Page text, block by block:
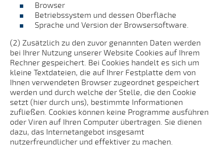
Browser
Betriebssystem und dessen Oberfläche
Sprache und Version der Browsersoftware.
(2) Zusätzlich zu den zuvor genannten Daten werden
bei Ihrer Nutzung unserer Website Cookies auf Ihrem
Rechner gespeichert. Bei Cookies handelt es sich um
kleine Textdateien, die auf Ihrer Festplatte dem von
Ihnen verwendeten Browser zugeordnet gespeichert
werden und durch welche der Stelle, die den Cookie
setzt (hier durch uns), bestimmte Informationen
zufließen. Cookies können keine Programme ausführen
oder Viren auf Ihren Computer übertragen. Sie dienen
dazu, das Internetangebot insgesamt
nutzerfreundlicher und effektiver zu machen.